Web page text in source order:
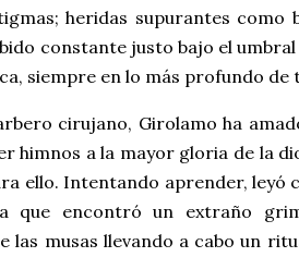
heridas supurantes
constante justo bajo el
siempre en lo más profundo de
cirujano, Girolamo ha
himnos a la mayor gloria de la
ello. Intentando aprender, leyó
que encontró un extraño
las musas llevando a cabo un